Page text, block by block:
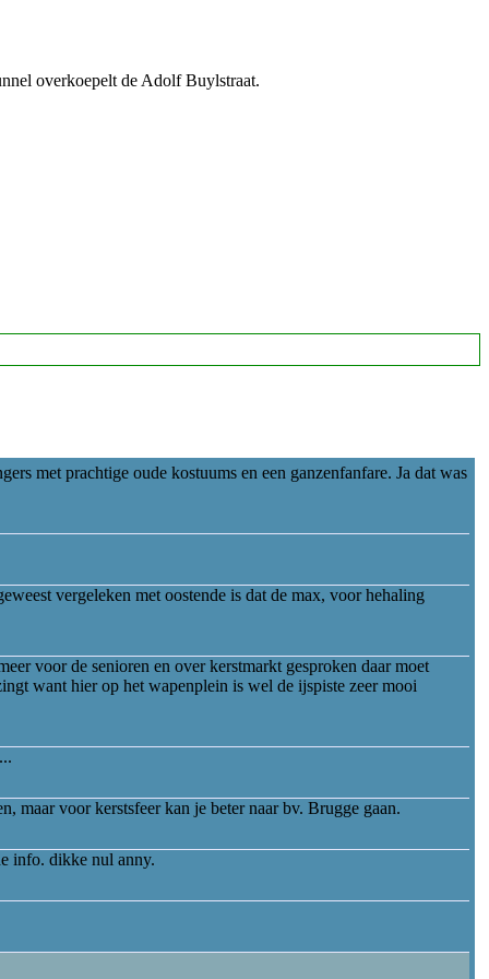
overkoepelt de Adolf Buylstraat.
met prachtige oude kostuums en een ganzenfanfare. Ja dat was
vergeleken met oostende is dat de max, voor hehaling
voor de senioren en over kerstmarkt gesproken daar moet
want hier op het wapenplein is wel de ijspiste zeer mooi
maar voor kerstsfeer kan je beter naar bv. Brugge gaan.
info. dikke nul anny.